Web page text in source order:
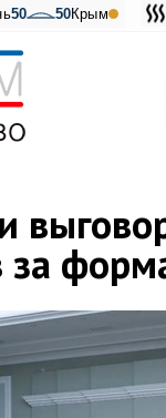
50 50Крым
за